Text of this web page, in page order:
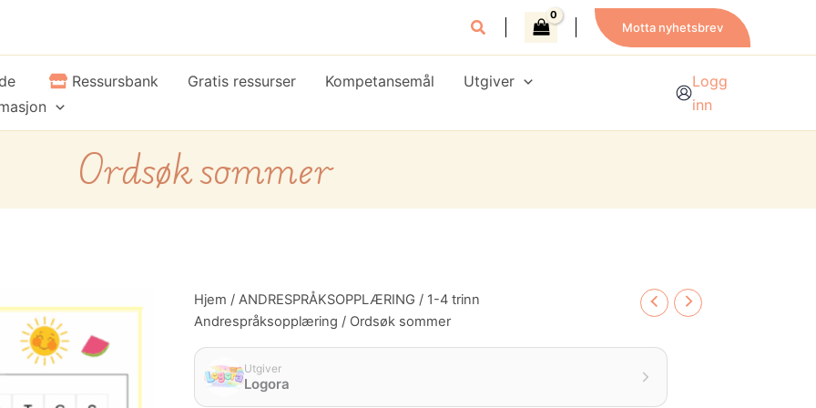
Motta nyhetsbrev
Ressursbank Gratis ressurser Kompetansemål
Utgiver
Logg
inn
Ordsøk sommer
Hjem /ANDRESPRÅKSOPPLÆRING / 1-4 trinn
Andrespråksopplæring / Ordsøk sommer
Utgiver
Logora
Ordsøk
sommer